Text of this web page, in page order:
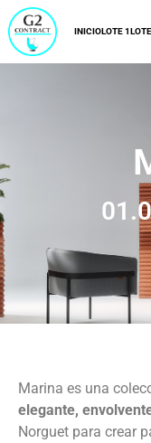
INICIOLOTE 1
Marina es una
elegante,
Norguet para crear